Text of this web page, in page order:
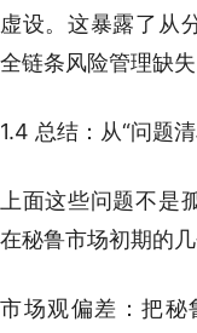
虚设。这暴露了从
全链条风险管理缺失
1.4 总结：从“问题
上面这些问题不是
在秘鲁市场初期的
市场观偏差：把秘